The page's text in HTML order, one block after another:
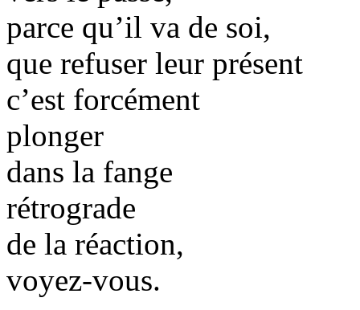
parce qu’il va de soi,
que refuser leur présent
c’est forcément
plonger
dans la fange
rétrograde
de la réaction,
voyez-vous.